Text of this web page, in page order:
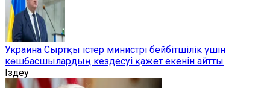
Украина Сыртқы істер министрі бейбітшілік үшін
көшбасшылардың кездесуі қажет екенін айтты
Іздеу